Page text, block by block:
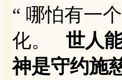
“ 哪怕有一
化。
世人
神是守约施